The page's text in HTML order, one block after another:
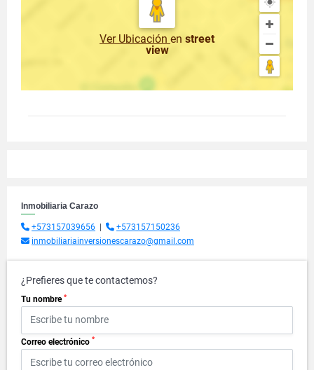
Ver Ubicación en street
view
Inmobiliaria Carazo
+573157039656
+573157150236
inmobiliariainversionescarazo@gmail.com
¿Prefieres que te contactemos?
Tu nombre *
Correo electrónico *